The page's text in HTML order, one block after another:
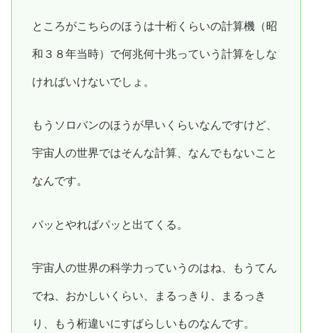
ところがこちらのほうは十桁くらいの計算機（昭
和３８年当時）で何兆何十兆っていう計算をしな
ければいけないでしょ。
もうソロバンのほうが早いくらいなんですけど、
宇宙人の世界ではそんな計算、なんでもないこと
なんです。
パッとやればパッと出てくる。
宇宙人の世界の科学力っていうのはね、もうてん
でね、おかしいくらい、まるっきり、まるっき
り、もう桁違いにすばらしいものなんです。